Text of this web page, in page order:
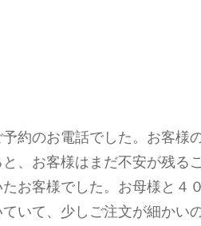
約のお電話でした。お客様
、お客様はまだ不安が残る
お客様でした。お母様と４
いて、少しご注文が細かい